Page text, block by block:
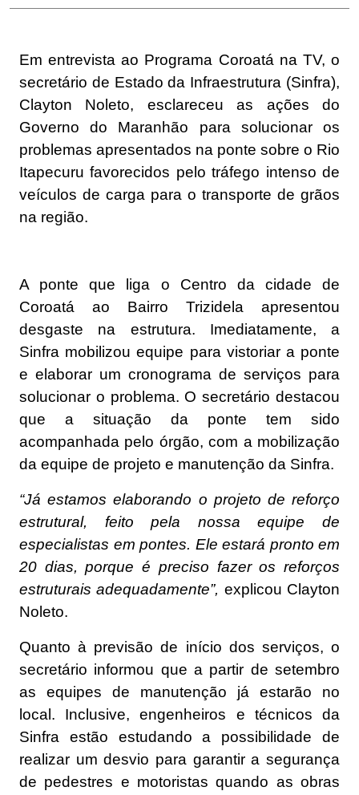
Em entrevista ao Programa Coroatá na TV, o
secretário de Estado da Infraestrutura (Sinfra),
Clayton Noleto, esclareceu as ações do
Governo do Maranhão para solucionar os
problemas apresentados na ponte sobre o Rio
Itapecuru favorecidos pelo tráfego intenso de
veículos de carga para o transporte de grãos
na região.
A ponte que liga o Centro da cidade de
Coroatá ao Bairro Trizidela apresentou
desgaste na estrutura. Imediatamente, a
Sinfra mobilizou equipe para vistoriar a ponte
e elaborar um cronograma de serviços para
solucionar o problema. O secretário destacou
que a situação da ponte tem sido
acompanhada pelo órgão, com a mobilização
da equipe de projeto e manutenção da Sinfra.
“Já estamos elaborando o projeto de reforço
estrutural, feito pela nossa equipe de
especialistas em pontes. Ele estará pronto em
20 dias, porque é preciso fazer os reforços
estruturais adequadamente”, explicou Clayton
Noleto.
Quanto à previsão de início dos serviços, o
secretário informou que a partir de setembro
as equipes de manutenção já estarão no
local. Inclusive, engenheiros e técnicos da
Sinfra estão estudando a possibilidade de
realizar um desvio para garantir a segurança
de pedestres e motoristas quando as obras